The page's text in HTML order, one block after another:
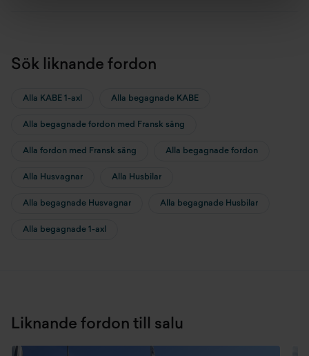
Sök liknande fordon
Alla KABE 1-axl Alla begagnade KABE
Alla begagnade fordon med Fransk säng
Alla fordon med Fransk säng Alla begagnade fordon
Alla Husvagnar Alla Husbilar
Alla begagnade Husvagnar Alla begagnade Husbilar
Alla begagnade 1-axl
Liknande fordon till salu